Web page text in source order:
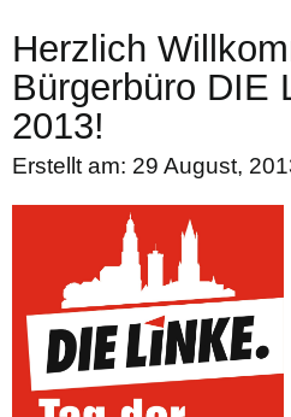
Herzlich
Bürgerbüro DIE
2013!
Erstellt am: 29 August,